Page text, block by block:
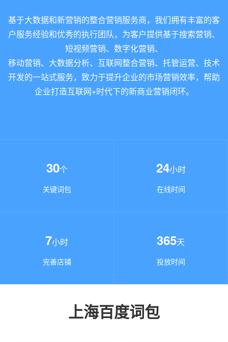
基于大数据和新营销的整合营销服务商，我们拥有丰富的客
户服务经验和优秀的执行团队，为客户提供基于搜索营销、
短视频营销、数字化营销、
移动营销、大数据分析、互联网整合营销、托管运营、技术
开发的一站式服务，致力于提升企业的市场营销效率，帮助
企业打造互联网+时代下的新商业营销闭环。
30个
关键词包
24小时
在线时间
7小时
完善店铺
365天
投放时间
上海百度词包